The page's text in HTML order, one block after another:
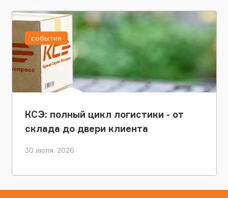
КСЭ: полный цикл логистики - от
склада до двери клиента
30 июля, 2026
события